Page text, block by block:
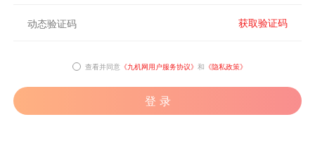
获取验证码
查看并同意 《九机网用户服务协议》 和 《隐私政策》
登 录